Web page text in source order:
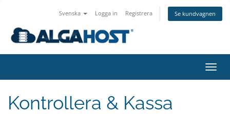
Svenska Logga in Registrera Se kundvagnen
Växla
Kontrollera & Kassa